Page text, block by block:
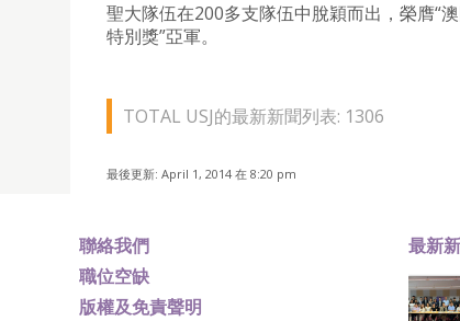
聖大隊伍在200多支隊伍中脫穎而出，榮膺“
特別獎”亞軍。
TOTAL USJ的最新新聞列表: 1306
最後更新: April 1, 2014 在 8:20 pm
聯絡我們
職位空缺
版權及免責聲明
最新